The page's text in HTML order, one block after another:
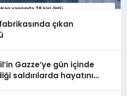
çıkan
Gazze’ye gün içinde
saldırılarda hayatını